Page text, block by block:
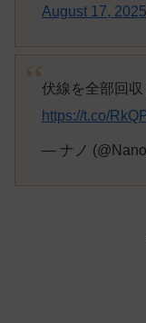
August 17, 2025
伏線を全部回
https://t.co/
— ナノ